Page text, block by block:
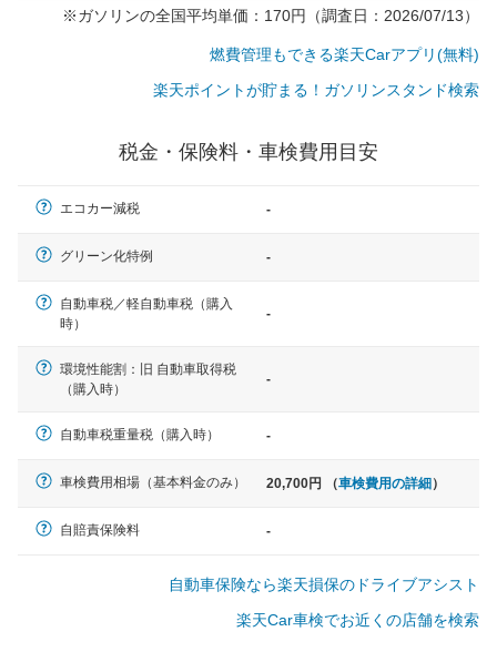
クラウン、アルファード、フォレ
カD:5 など
※ガソリンの全国平均単価：170円（調査日：2026/07/13）
燃費管理もできる楽天Carアプリ(無料)
楽天ポイントが貯まる！ガソリンスタンド検索
税金・保険料・車検費用目安
エコカー減税 -
グリーン化特例 -
自動車税／軽自動車税（購入
時）
-
環境性能割：旧 自動車取得税
（購入時）
-
自動車税重量税（購入時） -
車検費用相場（基本料金のみ） 20,700円 （車検費用の詳細）
自賠責保険料 -
自動車保険なら楽天損保のドライブアシスト
楽天Car車検でお近くの店舗を検索